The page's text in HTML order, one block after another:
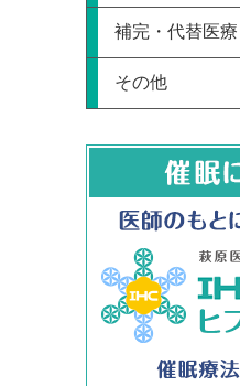
補完・代替医療
その他